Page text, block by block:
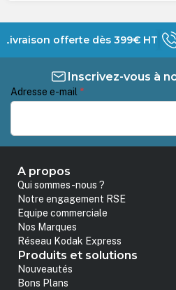
Livraison offerte dès 399€ HT
Inscrivez-vous à
Adresse e-mail *
A propos
Qui sommes-nous ?
Notre engagement RSE
Equipe commerciale
Nos Marques
Réseau Kodak Express
Produits et solutions
Nouveautés
Bons Plans